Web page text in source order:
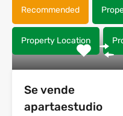
Recommended
Property Location
Se vende
apartaestudio